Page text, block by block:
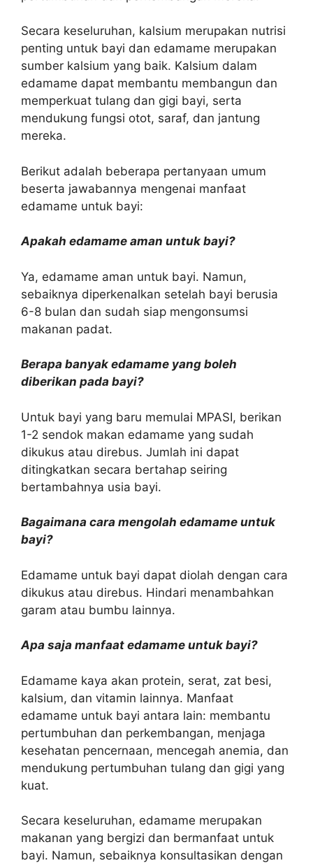
Secara keseluruhan, kalsium merupakan nutrisi
penting untuk bayi dan edamame merupakan
sumber kalsium yang baik. Kalsium dalam
edamame dapat membantu membangun dan
memperkuat tulang dan gigi bayi, serta
mendukung fungsi otot, saraf, dan jantung
mereka.
Berikut adalah beberapa pertanyaan umum
beserta jawabannya mengenai manfaat
edamame untuk bayi:
Apakah edamame aman untuk bayi?
Ya, edamame aman untuk bayi. Namun,
sebaiknya diperkenalkan setelah bayi berusia
6-8 bulan dan sudah siap mengonsumsi
makanan padat.
Berapa banyak edamame yang boleh
diberikan pada bayi?
Untuk bayi yang baru memulai MPASI, berikan
1-2 sendok makan edamame yang sudah
dikukus atau direbus. Jumlah ini dapat
ditingkatkan secara bertahap seiring
bertambahnya usia bayi.
Bagaimana cara mengolah edamame untuk
bayi?
Edamame untuk bayi dapat diolah dengan cara
dikukus atau direbus. Hindari menambahkan
garam atau bumbu lainnya.
Apa saja manfaat edamame untuk bayi?
Edamame kaya akan protein, serat, zat besi,
kalsium, dan vitamin lainnya. Manfaat
edamame untuk bayi antara lain: membantu
pertumbuhan dan perkembangan, menjaga
kesehatan pencernaan, mencegah anemia, dan
mendukung pertumbuhan tulang dan gigi yang
kuat.
Secara keseluruhan, edamame merupakan
makanan yang bergizi dan bermanfaat untuk
bayi. Namun, sebaiknya konsultasikan dengan